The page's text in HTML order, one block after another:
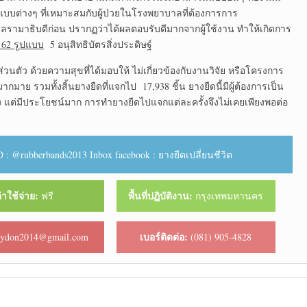
ต่างๆ ที่เหมาะสมกับผู้ป่วยในโรงพยาบาลที่ต้องการการ
ามาธิบดีก่อน ปรากฏว่าได้ผลตอบรับดีมากจากผู้ใช้งาน ทำให้เกิดการ
62 รูปแบบ 5 อนุสิทธิบัตรสิ่งประดิษฐ์
ตัว ด้วยความสุขที่ได้มอบให้ ไม่เกี่ยวข้องกับงานวิจัย หรือโครงการ
มาย รวมทั้งสิ้นยางยืดที่แจกไป 17,938 ชิ้น ยางยืดนี้มีผู้ต้องการเป็น
ต่มีประโยชน์มาก การทำยางยืดไปแจกแต่ละครั้งจึงไม่เคยเพียงพอต่อ
@rubberbands2013 Inbox facebook : ยางยืดเปลี่ยนชีวิต
ใช้จ่าย: ฟรี พื้นที่ปฏิบัติงาน: กรุงเทพมหานคร
เบอร์ติดต่อ: (081) 905-4828